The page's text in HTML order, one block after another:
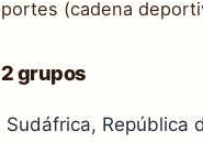
(cadena
grupos
Sudáfrica, República